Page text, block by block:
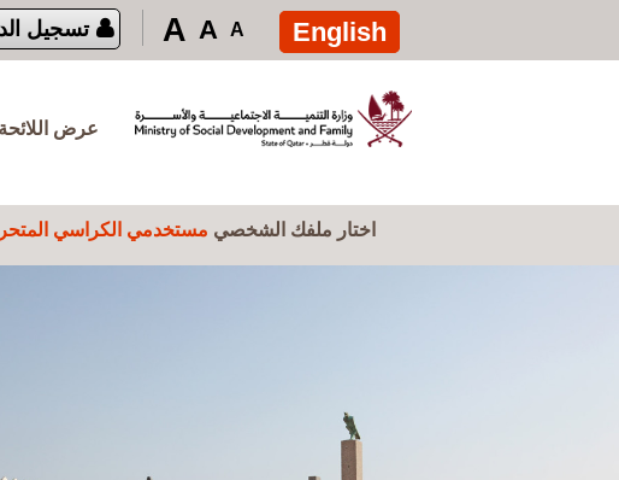
تجاوز إلى المحتوى الرئيسي
English
A
A
A تسجيل
عرض اللائحة
اختار ملفك الشخصي مستخدمي الكراسي